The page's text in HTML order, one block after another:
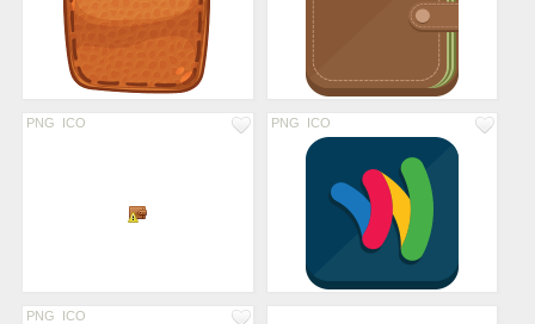
PNG ICO PNG ICO
PNG ICO